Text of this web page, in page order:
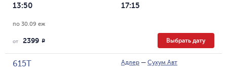
13:50 17:15
по 30.09 еж
от 2399 R Выбрать дату
615Т Адлер — Сухум Авт